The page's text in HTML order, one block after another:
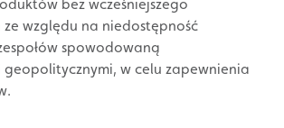
bez wcześniejszego
względu na niedostępność
spowodowaną
geopolitycznymi, w celu zapewnienia